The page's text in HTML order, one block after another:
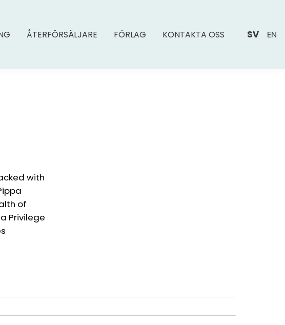
ÅTERFÖRSÄLJARE FÖRLAG KONTAKTA OSS SV EN
with
of
Privilege